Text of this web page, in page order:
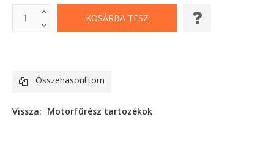
Összehasonlítom
Vissza: Motorfűrész tartozékok